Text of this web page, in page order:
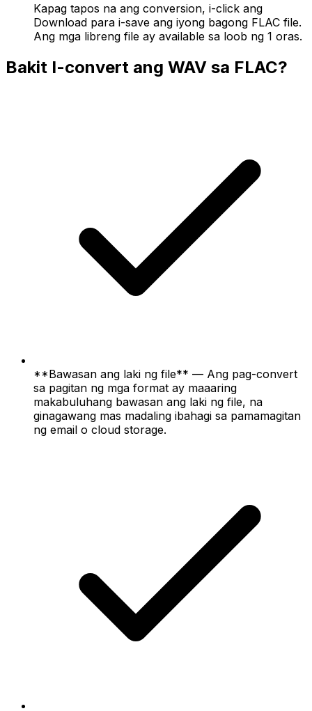
Kapag tapos na ang conversion, i-click ang
Download para i-save ang iyong bagong FLAC file.
Ang mga libreng file ay available sa loob ng 1 oras.
Bakit I-convert ang WAV sa FLAC?
**Bawasan ang laki ng file** — Ang pag-convert
sa pagitan ng mga format ay maaaring
makabuluhang bawasan ang laki ng file, na
ginagawang mas madaling ibahagi sa pamamagitan
ng email o cloud storage.